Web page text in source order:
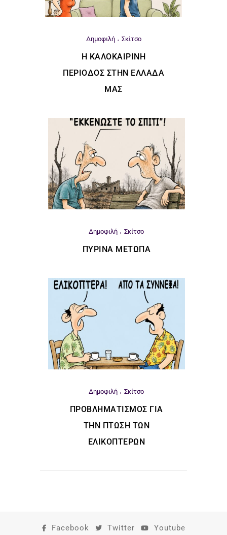
Δημοφιλή Σκίτσο
Η ΚΑΛΟΚΑΙΡΙΝΉ
ΠΕΡΊΟΔΟΣ ΣΤΗΝ ΕΛΛΆΔΑ
ΜΑΣ
Δημοφιλή Σκίτσο
ΠΎΡΙΝΑ ΜΈΤΩΠΑ
Δημοφιλή Σκίτσο
ΠΡΟΒΛΗΜΑΤΙΣΜΌΣ ΓΙΑ
ΤΗΝ ΠΤΏΣΗ ΤΩΝ
ΕΛΙΚΟΠΤΈΡΩΝ
Facebook Twitter Youtube